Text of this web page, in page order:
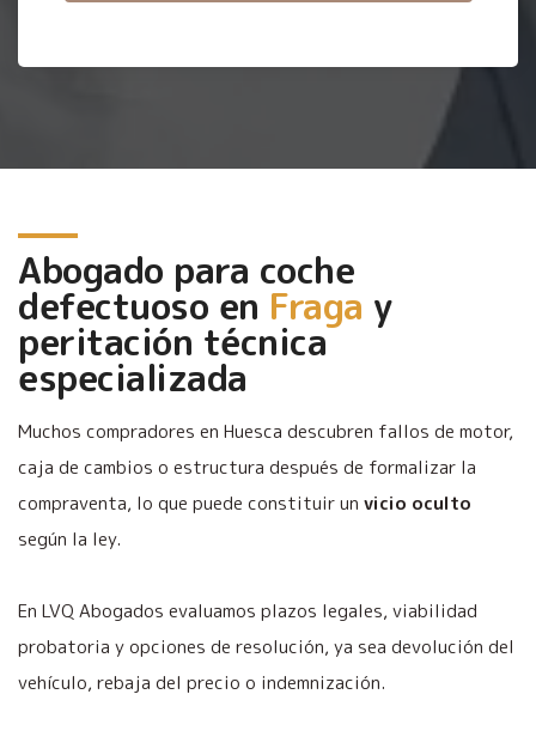
Abogado para coche
defectuoso en Fraga y
peritación técnica
especializada
Muchos compradores en Huesca descubren fallos de motor,
caja de cambios o estructura después de formalizar la
compraventa, lo que puede constituir un vicio oculto
según la ley.
En LVQ Abogados evaluamos plazos legales, viabilidad
probatoria y opciones de resolución, ya sea devolución del
vehículo, rebaja del precio o indemnización.